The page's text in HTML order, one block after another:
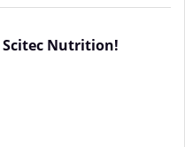
Nutrition!